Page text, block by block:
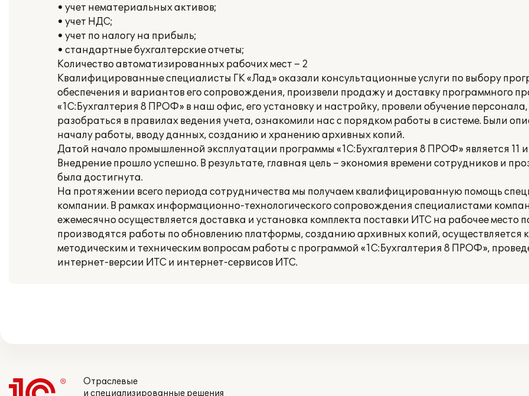
• учет нематериальных активов;
• учет НДС;
• учет по налогу на прибыль;
• стандартные бухгалтерские отчеты;
Количество автоматизированных рабочих мест – 2
Квалифицированные специалисты ГК «Лад» оказали консультационные услуги по выбору
обеспечения и вариантов его сопровождения, произвели продажу и доставку программного
«1С:Бухгалтерия 8 ПРОФ» в наш офис, его установку и настройку, провели обучение персонала,
разобраться в правилах ведения учета, ознакомили нас с порядком работы в системе. Были
началу работы, вводу данных, созданию и хранению архивных копий.
Датой начало промышленной эксплуатации программы «1С:Бухгалтерия 8 ПРОФ» является 11
Внедрение прошло успешно. В результате, главная цель – экономия времени сотрудников и
была достигнута.
На протяжении всего периода сотрудничества мы получаем квалифицированную помощь
компании. В рамках информационно-технологического сопровождения специалистами
ежемесячно осуществляется доставка и установка комплекта поставки ИТС на рабочее место
производятся работы по обновлению платформы, созданию архивных копий, осуществляется
методическим и техническим вопросам работы с программой «1С:Бухгалтерия 8 ПРОФ»,
интернет-версии ИТС и интернет-сервисов ИТС.
Отраслевые
и специализированные решения